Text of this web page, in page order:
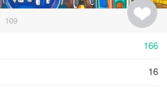
109
166
16